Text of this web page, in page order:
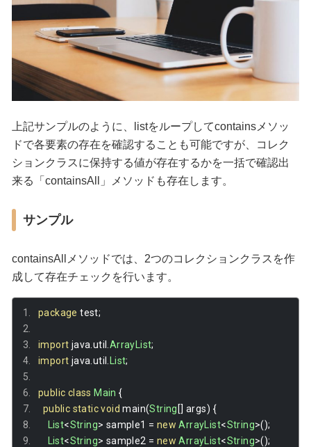
上記サンプルのように、listをループしてcontainsメソッ
ドで各要素の存在を確認することも可能ですが、コレク
ションクラスに保持する値が存在するかを一括で確認出
来る「containsAll」メソッドも存在します。
サンプル
containsAllメソッドでは、2つのコレクションクラスを作
成して存在チェックを行います。
package test;
import java util ArrayList;
import java util List;
public class Main {
public static void main(String [] args) {
List<String> sample1 = new ArrayList<String>();
List<String> sample2 = new ArrayList<String>();